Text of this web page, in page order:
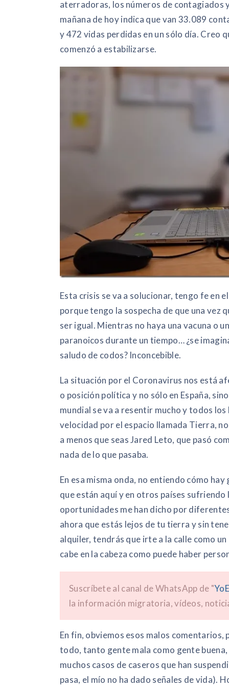
aterradoras, los números de contagiados
mañana de hoy indica que van 33.089
y 472 vidas perdidas en un sólo día. Creo
comenzó a estabilizarse.
Esta crisis se va a solucionar, tengo fe en
porque tengo la sospecha de que una vez
ser igual. Mientras no haya una vacuna o
paranoicos durante un tiempo… ¿se
saludo de codos? Inconcebible.
La situación por el Coronavirus nos está
o posición política y no sólo en España,
mundial se va a resentir mucho y todos
velocidad por el espacio llamada Tierra,
a menos que seas Jared Leto, que pasó
nada de lo que pasaba.
En esa misma onda, no entiendo cómo
que están aquí y en otros países
oportunidades me han dicho por
ahora que estás lejos de tu tierra y sin
alquiler, tendrás que irte a la calle como
cabe en la cabeza como puede haber
Suscríbete al canal de WhatsApp de "
la información migratoria, vídeos,
En fin, obviemos esos malos comentarios,
todo, tanto gente mala como gente
muchos casos de caseros que han
pasa, el mío no ha dado señales de vida).